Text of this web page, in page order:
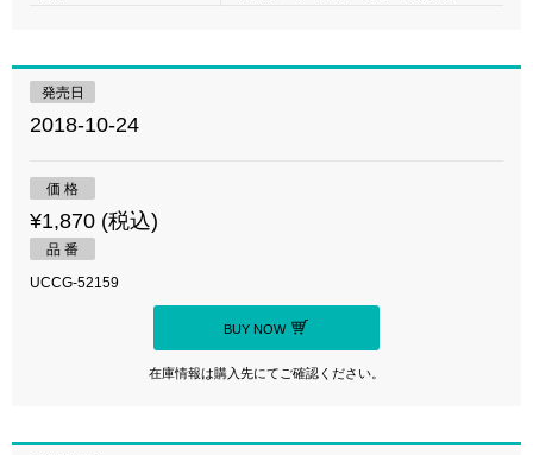
発売日
2018-10-24
価 格
¥1,870 (税込)
品 番
UCCG-52159
BUY NOW
在庫情報は購入先にてご確認ください。